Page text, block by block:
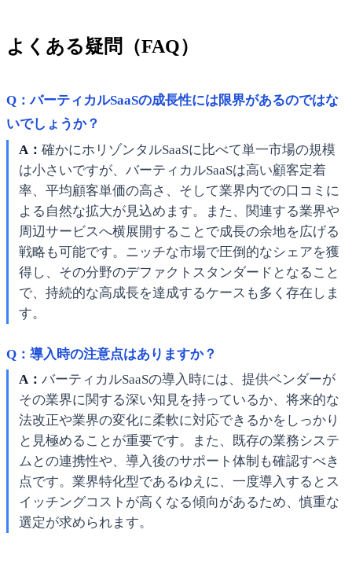
よくある疑問（FAQ）
Q：バーティカルSaaSの成長性には限界があるのではな
いでしょうか？
A： 確かにホリゾンタルSaaSに比べて単一市場の規模
は小さいですが、バーティカルSaaSは高い顧客定着
率、平均顧客単価の高さ、そして業界内での口コミに
よる自然な拡大が見込めます。また、関連する業界や
周辺サービスへ横展開することで成長の余地を広げる
戦略も可能です。ニッチな市場で圧倒的なシェアを獲
得し、その分野のデファクトスタンダードとなること
で、持続的な高成長を達成するケースも多く存在しま
す。
Q：導入時の注意点はありますか？
A： バーティカルSaaSの導入時には、提供ベンダーが
その業界に関する深い知見を持っているか、将来的な
法改正や業界の変化に柔軟に対応できるかをしっかり
と見極めることが重要です。また、既存の業務システ
ムとの連携性や、導入後のサポート体制も確認すべき
点です。業界特化型であるゆえに、一度導入するとス
イッチングコストが高くなる傾向があるため、慎重な
選定が求められます。